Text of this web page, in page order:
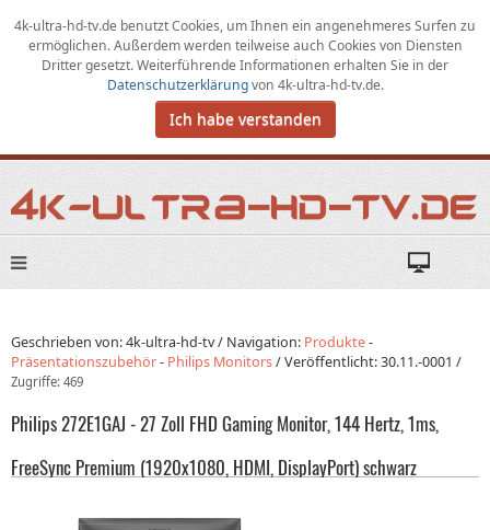
4k-ultra-hd-tv.de benutzt Cookies, umIhnen ein angenehmeres Surfen zu
ermöglichen.Außerdem werden teilweise auch Cookies von Diensten
Dritter gesetzt. Weiterführende Informationen erhalten Sie in der
Datenschutzerklärungvon 4k-ultra-hd-tv.de.
Ich habe verstanden
Geschrieben von: 4k-ultra-hd-tv / Navigation: Produkte-
Präsentationszubehör- Philips Monitors/Veröffentlicht:30.11.-0001 /
Zugriffe: 469
Philips 272E1GAJ - 27 Zoll FHD Gaming Monitor, 144 Hertz, 1ms,
FreeSync Premium (1920x1080, HDMI, DisplayPort) schwarz